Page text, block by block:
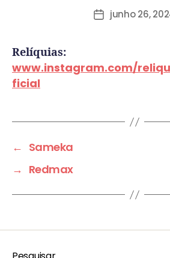
junho 26,
Relíquias:
www.instagram.com/
ficial
← Sameka
→ Redmax